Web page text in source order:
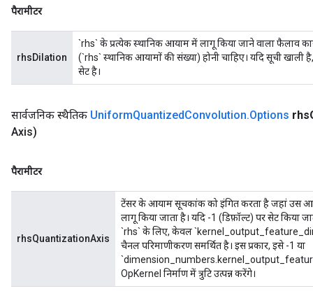
पैरामीटर
rhsDilation
`rhs` के प्रत्येक स्थानिक आयाम में लागू किया जाने वाला फैलाव
(`rhs` स्थानिक आयामों की संख्या) होनी चाहिए। यदि सूची
सेट है।
सार्वजनिक स्थैतिक UniformQuantizedConvolution.Options rhs
Axis)
पैरामीटर
rhsQuantizationAxis
टेंसर के आयाम सूचकांक को इंगित करता है जहां उस
लागू किया जाता है। यदि -1 (डिफ़ॉल्ट) पर सेट किया
`rhs` के लिए, केवल
चैनल परिमाणीकरण समर्थित है। इस प्रकार, इसे -1 या
OpKernel निर्माण में त्रुटि उत्पन्न करेंगे।